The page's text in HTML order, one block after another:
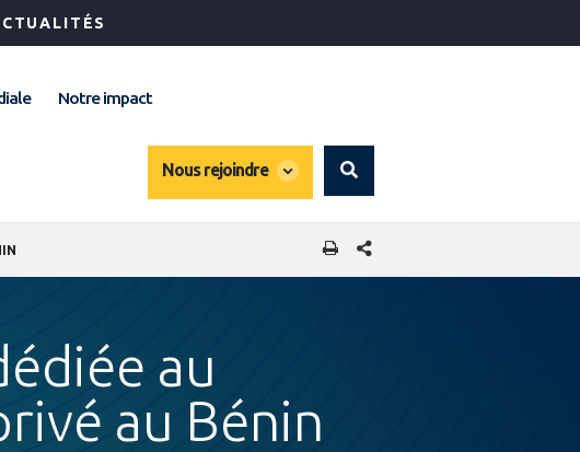
Notre impact
Nous rejoindre
global
Search
PARTAGER CETTE PAGE
au
au Bénin